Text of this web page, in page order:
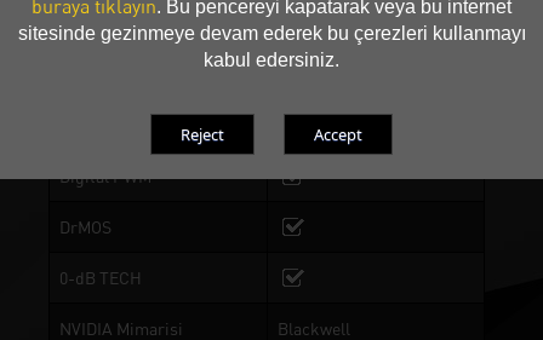
buraya tıklayın. Bu pencereyi kapatarak veya bu internet
sitesinde gezinmeye devam ederek bu çerezleri kullanmayı
kabul edersiniz.
Bakır Taban
Mode, BIOS 2:Silent Mode
Digital PWM
DrMOS
0-dB TECH
NVIDIA Mimarisi Blackwell